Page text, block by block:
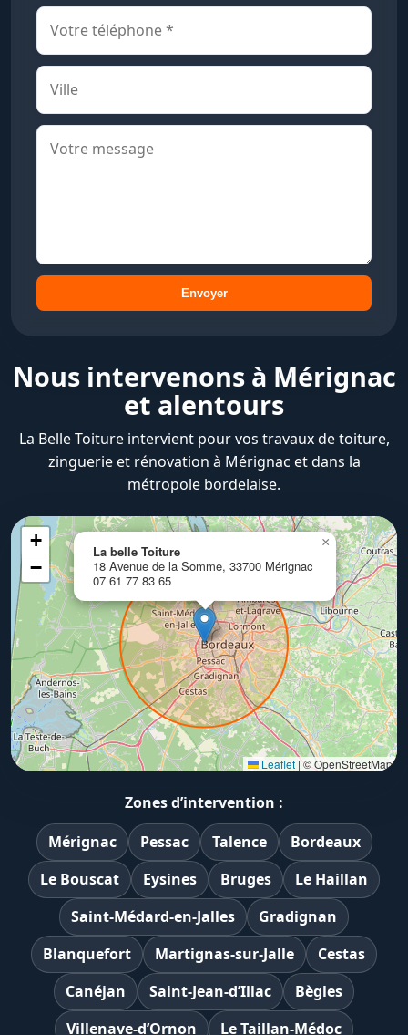
Envoyer
Nous intervenons à Mérignac
et alentours
La Belle Toiture intervient pour vos travaux de toiture,
zinguerie et rénovation à Mérignac et dans la
métropole bordelaise.
La belle Toiture
18 Avenue de la Somme, 33700 Mérignac
07 61 77 83 65
×
+
−
Leaflet |© OpenStreetMap
Zones d’intervention :
Mérignac
Pessac Talence
Bordeaux
Le Bouscat
Eysines Bruges
Le Haillan
Saint-Médard-en-Jalles
Gradignan
Blanquefort
Martignas-sur-Jalle
Cestas
Canéjan
Saint-Jean-d’Illac
Bègles
Villenave-d’Ornon
Le Taillan-Médoc